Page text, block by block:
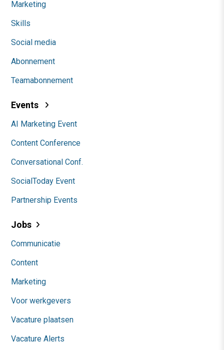
Marketing
Skills
Social media
Abonnement
Teamabonnement
Events
AI Marketing Event
Content Conference
Conversational Conf.
SocialToday Event
Partnership Events
Jobs
Communicatie
Content
Marketing
Voor werkgevers
Vacature plaatsen
Vacature Alerts